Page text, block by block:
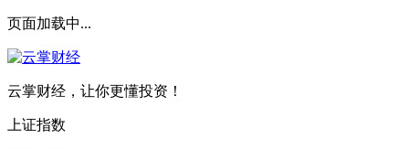
页面加载中...
云掌财经，让你更懂投资！
上证指数